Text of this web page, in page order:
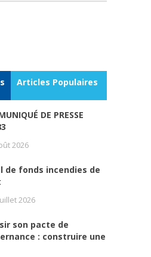
Articles Populaires
DE PRESSE
2026
de fonds incendies de
2026
son pacte de
: construire une